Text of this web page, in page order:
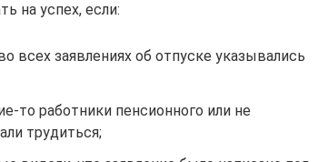
на успех, если:
всех заявлениях об отпуске указывались
то работники пенсионного или не
трудиться;